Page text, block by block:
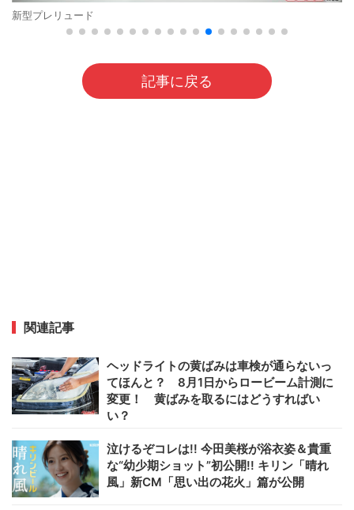
新型プレリュード
記事に戻る
関連記事
ヘッドライトの黄ばみは車検が通らないっ
てほんと？ 8月1日からロービーム計測に
変更！ 黄ばみを取るにはどうすればい
い？
泣けるぞコレは!! 今田美桜が浴衣姿＆貴重
な“幼少期ショット”初公開!! キリン「晴れ
風」新CM「思い出の花火」篇が公開